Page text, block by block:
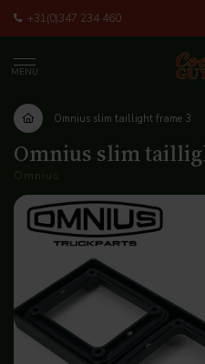
+31(0)347 234 460
MENU
Omnius slim taillight frame 3
Omnius slim
Omnius